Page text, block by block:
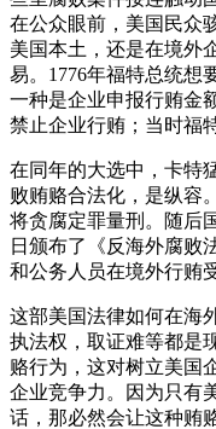
在公众眼前，美国民众
美国本土，还是在境外
易。1776年福特总统想
一种是企业申报行贿金
禁止企业行贿；当时福
在同年的大选中，卡特
败贿赂合法化，是纵容
将贪腐定罪量刑。随后
日颁布了《反海外腐败
和公务人员在境外行贿
这部美国法律如何在海
执法权，取证难等都是
赂行为，这对树立美国
企业竞争力。因为只有
话，那必然会让这种贿